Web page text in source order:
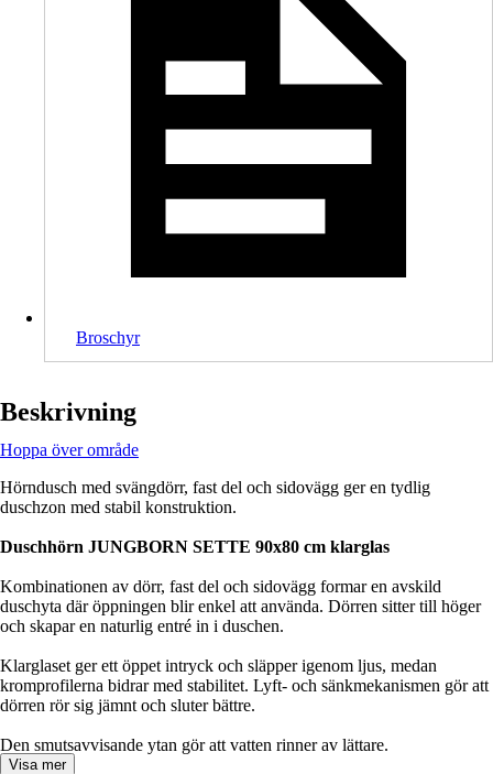
Broschyr
Beskrivning
Hoppa över område
Hörndusch med svängdörr, fast del och sidovägg ger en tydlig
duschzon med stabil konstruktion.
Duschhörn JUNGBORN SETTE 90x80 cm klarglas
Kombinationen av dörr, fast del och sidovägg formar en avskild
duschyta där öppningen blir enkel att använda. Dörren sitter till höger
och skapar en naturlig entré in i duschen.
Klarglaset ger ett öppet intryck och släpper igenom ljus, medan
kromprofilerna bidrar med stabilitet. Lyft- och sänkmekanismen gör att
dörren rör sig jämnt och sluter bättre.
Den smutsavvisande ytan gör att vatten rinner av lättare.
Visa mer